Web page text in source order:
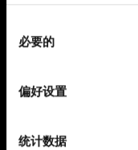
通过主动扫描
查找有
并设置您的首选项。
部分需要使用
馈，以便网站将更好
必要的
偏好设置
统计数据